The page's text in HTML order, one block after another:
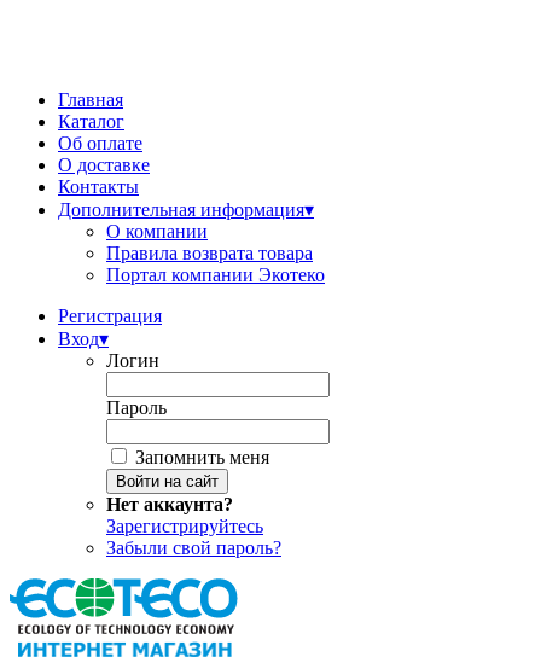
Главная
Каталог
Об оплате
О доставке
Контакты
Дополнительная информация▾
О компании
Правила возврата товара
Портал компании Экотеко
Регистрация
Вход▾
Логин
Пароль
Запомнить меня
Нет аккаунта?
Зарегистрируйтесь
Забыли свой пароль?